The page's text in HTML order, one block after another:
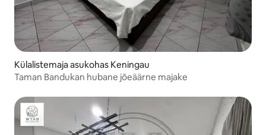
Külalistemaja asukohas Keningau
Taman Bandukan hubane jõeäärne majake